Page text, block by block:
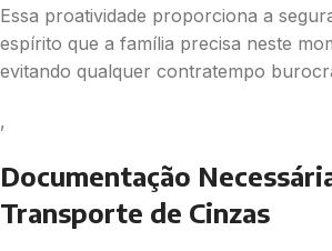
Essa proatividade proporciona a
espírito que a família precisa neste
evitando qualquer contratempo
,
Documentação
Transporte de Cinzas